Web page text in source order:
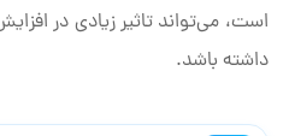
است، می‌تواند تاثیر زیادی در
داشته باشد.